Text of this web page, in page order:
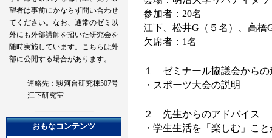
望者は事前にかならず問い合わせ
てください。なお、通常のゼミ以
外にも外部講師を招いた研究会を
随時実施しています。こちらは外
部に公開する場合があります。
連絡先：駿河台研究棟507号
江下研究室
おもなコンテンツ
参加者：20名
江下、松井G（５名）、高橋
欠席者：1名
１ ゼミナール協議会からの
・スポーツ大会の説明
２ 先生からのアドバイス
・学生生活を「楽しむ」こ